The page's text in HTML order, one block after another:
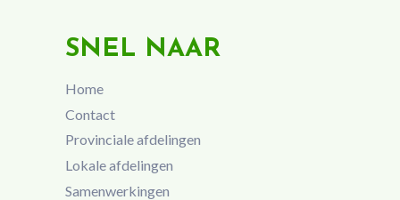
SNEL NAAR
Home
Contact
Provinciale afdelingen
Lokale afdelingen
Samenwerkingen